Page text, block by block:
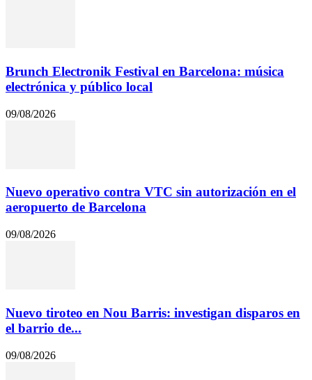
Brunch Electronik Festival en Barcelona: música
electrónica y público local
09/08/2026
Nuevo operativo contra VTC sin autorización en el
aeropuerto de Barcelona
09/08/2026
Nuevo tiroteo en Nou Barris: investigan disparos en
el barrio de...
09/08/2026